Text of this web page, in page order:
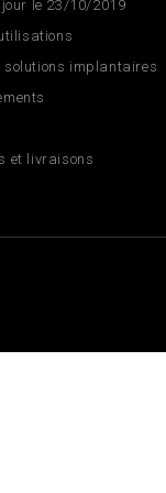
le 23/10/2019
solutions implantaires
et livraisons